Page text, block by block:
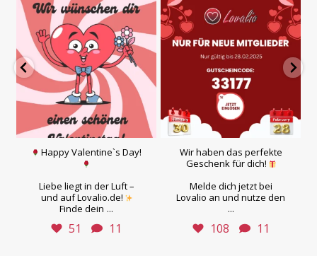
Happy Valentine`s Day!
Liebe liegt in der Luft –
und auf Lovalio.de!
Finde dein ...
51 11
Wir haben das perfekte
Geschenk für dich!
Melde dich jetzt bei
Lovalio an und nutze den
...
108 11